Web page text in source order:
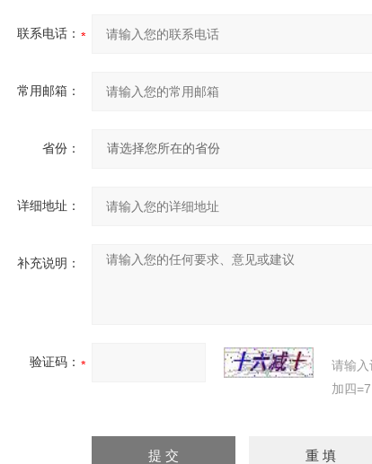
联系电话：
常用邮箱：
省份：
详细地址：
补充说明：
验证码：
请输
加四=7